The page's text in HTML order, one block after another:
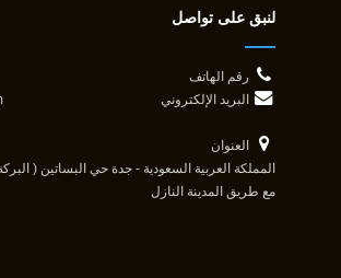
لنبق على تواصل
رقم الهاتف
البريد الإلكتروني
العنوان
المملكة العربية السعودية - جدة حي البساتين (
مع طريق المدينة النازل